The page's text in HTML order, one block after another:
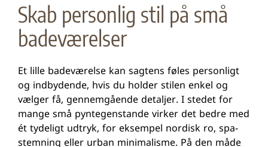
Skab personlig stil på små
badeværelser
Et lille badeværelse kan sagtens føles personligt
og indbydende, hvis du holder stilen enkel og
vælger få, gennemgående detaljer. I stedet for
mange små pyntegenstande virker det bedre med
ét tydeligt udtryk, for eksempel nordisk ro, spa-
stemning eller urban minimalisme. På den måde